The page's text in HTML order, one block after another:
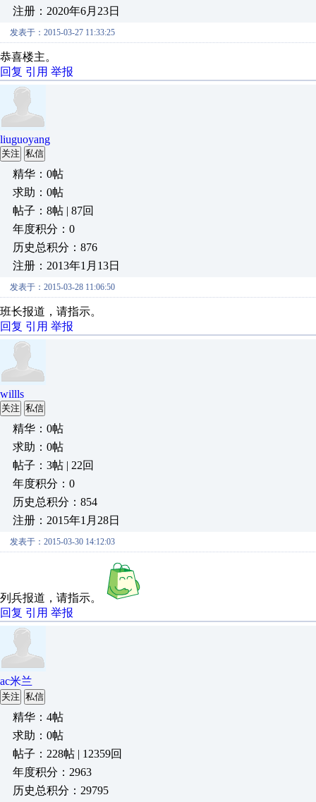
注册：2020年6月23日
发表于：2015-03-27 11:33:25
恭喜楼主。
回复 引用 举报
liuguoyang
关注 私信
精华：0帖
求助：0帖
帖子：8帖 | 87回
年度积分：0
历史总积分：876
注册：2013年1月13日
发表于：2015-03-28 11:06:50
班长报道，请指示。
回复 引用 举报
willls
关注 私信
精华：0帖
求助：0帖
帖子：3帖 | 22回
年度积分：0
历史总积分：854
注册：2015年1月28日
发表于：2015-03-30 14:12:03
列兵报道，请指示。
回复 引用 举报
ac米兰
关注 私信
精华：4帖
求助：0帖
帖子：228帖 | 12359回
年度积分：2963
历史总积分：29795